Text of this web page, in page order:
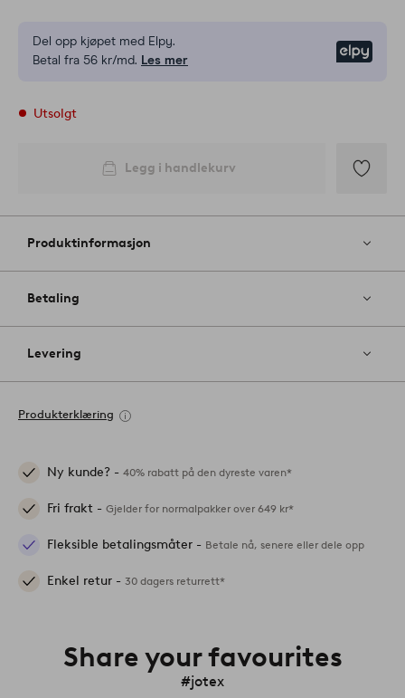
Del opp kjøpet med Elpy.
Betal fra 56 kr/md. Les mer
Utsolgt
Legg i handlekurv
til
Produktinformasjon
Betaling
Levering
Produkterklæring
Ny kunde? - 40% rabatt på den dyreste varen*
Fri frakt - Gjelder for normalpakker over 649 kr*
Fleksible betalingsmåter - Betale nå, senere eller dele opp
Enkel retur - 30 dagers returrett*
Share your favourites
#jotex